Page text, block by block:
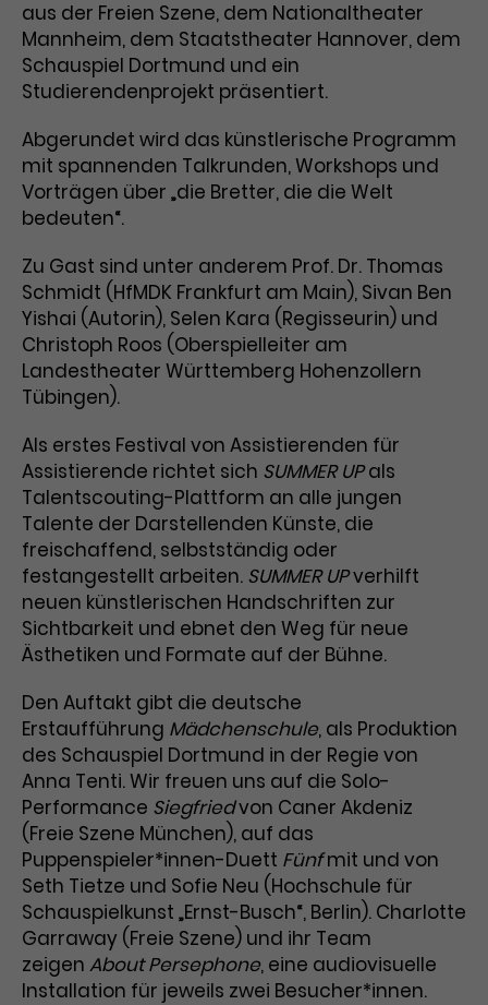
Anbieter Google Analytics
Laufzeit 1 Minute
Zweck
Das ist ein von Google Analytics
gesetztes Cookie. Bestimmte
Daten werden nur maximal einmal
pro Minute an Google Analytics
Datenübertragungen
unterbunden.
Laufzeit 3 Monate
Dieses Cookie wird verwendet, um
Nutzerinteraktionen mit
Remarketing-Funktionen
bereitzustellen.
Name IDE
Anbieter Google / DoubleClick
Laufzeit 1 Jahr
Zweck
personalisierter Werbung und
misst die Wirksamkeit von
Werbekampagnen über
verschiedene Websites hinweg.
aus der Freien Szene, dem Nationaltheater
Mannheim, dem Staatstheater Hannover, dem
Schauspiel Dortmund und ein
Studierendenprojekt präsentiert.
Abgerundet wird das künstlerische Programm
mit spannenden Talkrunden, Workshops und
Vorträgen über „die Bretter, die die Welt
bedeuten“.
Zu Gast sind unter anderem Prof. Dr. Thomas
Schmidt (HfMDK Frankfurt am Main), Sivan Ben
Yishai (Autorin), Selen Kara (Regisseurin) und
Christoph Roos (Oberspielleiter am
Landestheater Württemberg Hohenzollern
Tübingen).
Als erstes Festival von Assistierenden für
Assistierende richtet sich SUMMER UPals
Talentscouting-Plattform an alle jungen
Talente der Darstellenden Künste, die
freischaffend, selbstständig oder
festangestellt arbeiten. SUMMER UPverhilft
neuen künstlerischen Handschriften zur
Sichtbarkeit und ebnet den Weg für neue
Ästhetiken und Formate auf der Bühne.
Den Auftakt gibt die deutsche
Erstaufführung Mädchenschule, als Produktion
des Schauspiel Dortmund in der Regie von
Anna Tenti. Wir freuen uns auf die Solo-
Performance Siegfriedvon Caner Akdeniz
(Freie Szene München), auf das
Puppenspieler*innen-Duett Fünfmit und von
Seth Tietze und Sofie Neu (Hochschule für
Schauspielkunst „Ernst-Busch“, Berlin). Charlotte
Garraway (Freie Szene) und ihr Team
zeigen About Persephone, eine audiovisuelle
Installation für jeweils zwei Besucher*innen.